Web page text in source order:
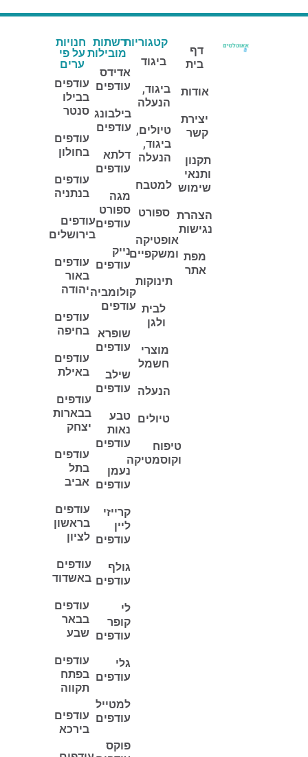
דף
בית
אודות
יצירת
קשר
תקנון
ותנאי
שימוש
הצהרת
נגישות
מפת
אתר
קטגוריות
ביגוד
ביגוד,
הנעלה
טיולים,
ביגוד,
הנעלה
למטבח
ספורט
אופטיקה
ומשקפיים
תינוקות
לבית
ולגן
מוצרי
חשמל
הנעלה
טיולים
טיפוח
וקוסמטיקה
רשתות
מובילות
אדידס
עודפים
בילבונג
עודפים
דלתא
עודפים
מגה
ספורט
עודפים
נייק
עודפים
קולומביה
עודפים
שופרא
עודפים
שילב
עודפים
טבע
נאות
עודפים
נעמן
עודפים
קרייזי
ליין
עודפים
גולף
עודפים
לי
קופר
עודפים
גלי
עודפים
למטייל
עודפים
פוקס
חנויות
על פי
ערים
עודפים
בבילו
סנטר
עודפים
בחולון
עודפים
בנתניה
עודפים
בירושלים
עודפים
באור
יהודה
עודפים
בחיפה
עודפים
באילת
עודפים
בבארות
יצחק
עודפים
בתל
אביב
עודפים
בראשון
לציון
עודפים
באשדוד
עודפים
בבאר
שבע
עודפים
בפתח
תקווה
עודפים
בירכא